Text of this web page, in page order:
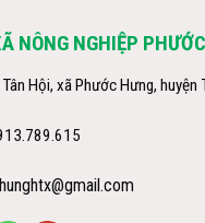
NÔNG NGHIỆP
Hội, xã Phước Hưng,